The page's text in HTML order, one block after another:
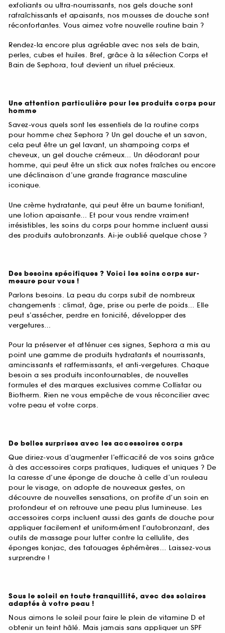
exfoliants ou ultra-nourrissants, nos gels douche sont
rafraîchissants et apaisants, nos mousses de douche sont
réconfortantes. Vous aimez votre nouvelle routine bain ?
Rendez-la encore plus agréable avec nos sels de bain,
perles, cubes et huiles. Bref, grâce à la sélection Corps et
Bain de Sephora, tout devient un rituel précieux.
Une attention particulière pour les produits corps pour
homme
Savez-vous quels sont les essentiels de la routine corps
pour homme chez Sephora ? Un gel douche et un savon,
cela peut être un gel lavant, un shampoing corps et
cheveux, un gel douche crémeux… Un déodorant pour
homme, qui peut être un stick aux notes fraîches ou encore
une déclinaison d’une grande fragrance masculine
iconique.
Une crème hydratante, qui peut être un baume tonifiant,
une lotion apaisante… Et pour vous rendre vraiment
irrésistibles, les soins du corps pour homme incluent aussi
des produits autobronzants. Ai-je oublié quelque chose ?
Des besoins spécifiques ? Voici les soins corps sur-
mesure pour vous !
Parlons besoins. La peau du corps subit de nombreux
changements : climat, âge, prise ou perte de poids… Elle
peut s’assécher, perdre en tonicité, développer des
vergetures…
Pour la préserver et atténuer ces signes, Sephora a mis au
point une gamme de produits hydratants et nourrissants,
amincissants et raffermissants, et anti-vergetures. Chaque
besoin a ses produits incontournables, de nouvelles
formules et des marques exclusives comme Collistar ou
Biotherm. Rien ne vous empêche de vous réconcilier avec
votre peau et votre corps.
De belles surprises avec les accessoires corps
Que diriez-vous d’augmenter l’efficacité de vos soins grâce
à des accessoires corps pratiques, ludiques et uniques ? De
la caresse d’une éponge de douche à celle d’un rouleau
pour le visage, on adopte de nouveaux gestes, on
découvre de nouvelles sensations, on profite d’un soin en
profondeur et on retrouve une peau plus lumineuse. Les
accessoires corps incluent aussi des gants de douche pour
appliquer facilement et uniformément l’autobronzant, des
outils de massage pour lutter contre la cellulite, des
éponges konjac, des tatouages éphémères… Laissez-vous
surprendre !
Sous le soleil en toute tranquillité, avec des solaires
adaptés à votre peau !
Nous aimons le soleil pour faire le plein de vitamine D et
obtenir un teint hâlé. Mais jamais sans appliquer un SPF